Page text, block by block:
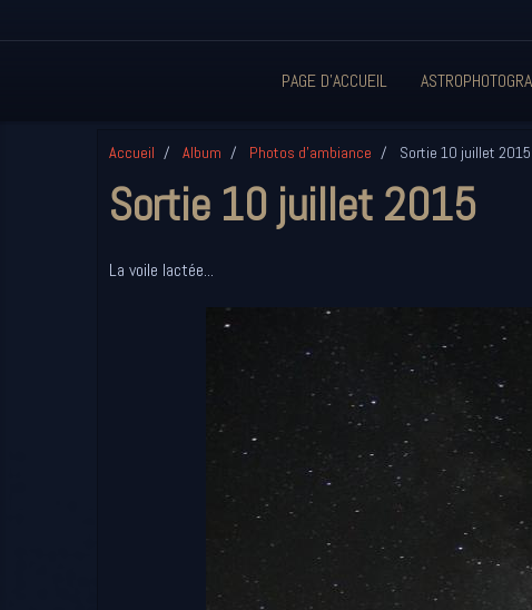
PAGE D'ACCUEIL
Accueil Album Photos d'ambiance Sortie 10 juillet 2015
Sortie 10 juillet 2015
La voile lactée...